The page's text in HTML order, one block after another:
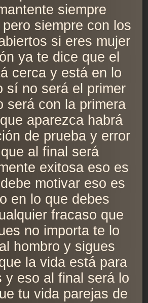
siempre
siempre con los
si eres mujer
ya te dice que el
cerca y está en lo
sí no será el primer
será con la primera
aparezca habrá
de prueba y error
al final será
exitosa eso es
motivar eso es
en lo que debes
fracaso que
no importa te lo
hombro y sigues
la vida está para
y eso al final será lo
tu vida parejas de